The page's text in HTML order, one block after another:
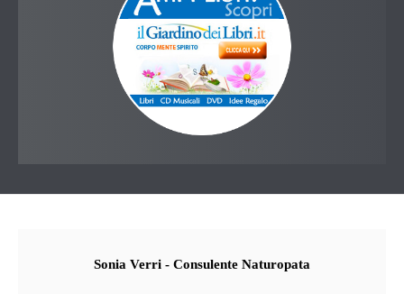
Sonia Verri - Consulente Naturopata